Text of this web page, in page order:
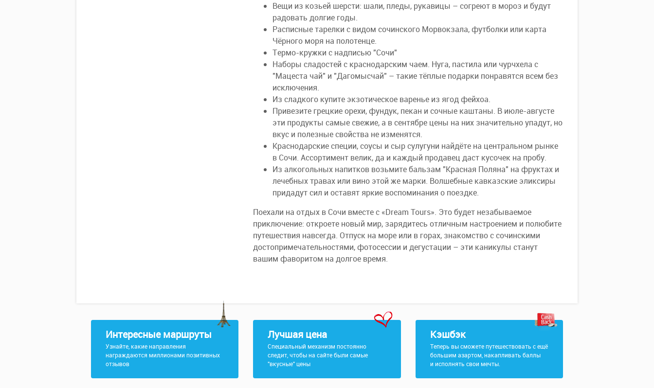
Вещи из козьей шерсти: шали, пледы, рукавицы – согреют в мороз и будут
радовать долгие годы.
Расписные тарелки с видом сочинского Морвокзала, футболки или карта
Чёрного моря на полотенце.
Термо-кружки с надписью "Сочи"
Наборы сладостей с краснодарским чаем. Нуга, пастила или чурчхела с
"Мацеста чай" и "Дагомысчай" – такие тёплые подарки понравятся всем без
исключения.
Из сладкого купите экзотическое варенье из ягод фейхоа.
Привезите грецкие орехи, фундук, пекан и сочные каштаны. В июле-августе
эти продукты самые свежие, а в сентябре цены на них значительно упадут, но
вкус и полезные свойства не изменятся.
Краснодарские специи, соусы и сыр сулугуни найдёте на центральном рынке
в Сочи. Ассортимент велик, да и каждый продавец даст кусочек на пробу.
Из алкогольных напитков возьмите бальзам "Красная Поляна" на фруктах и
лечебных травах или вино этой же марки. Волшебные кавказские эликсиры
придадут сил и оставят яркие воспоминания о поездке.
Поехали на отдых в Сочи вместе с «Dream Tours». Это будет незабываемое
приключение: откроете новый мир, зарядитесь отличным настроением и полюбите
путешествия навсегда. Отпуск на море или в горах, знакомство с сочинскими
достопримечательностями, фотосессии и дегустации – эти каникулы станут
вашим фаворитом на долгое время.
Интересные маршруты
Узнайте, какие направления
награждаются миллионами позитивных
отзывов
Лучшая цена
Специальный механизм постоянно
следит, чтобы на сайте были самые
"вкусные" цены
Кэшбэк
Теперь вы сможете путешествовать с ещё
большим азартом, накапливать баллы
и исполнять свои мечты.